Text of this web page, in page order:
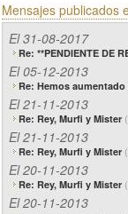
Mensajes publicados
El 31-08-2017
Re: **PENDIENTE DE
El 05-12-2013
Re: Hemos
El 21-11-2013
Re: Rey, Murfi y Mister
El 21-11-2013
Re: Rey, Murfi y Mister
El 20-11-2013
Re: Rey, Murfi y Mister
El 20-11-2013